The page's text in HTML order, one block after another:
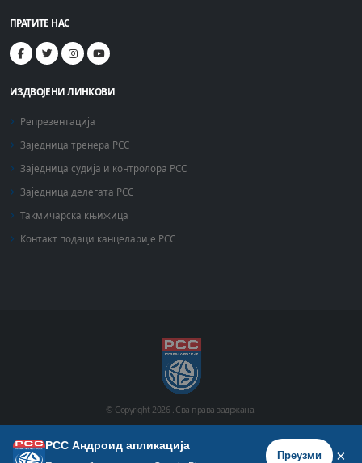
ПРАТИТЕ НАС
ИЗДВОЈЕНИ ЛИНКОВИ
Репрезентација
Заједница тренера РСС
Заједница судија и контролора РСС
Заједница делегата РСС
Такмичарска књижица
Контакт подаци канцеларије РСС
© Copyright2026 . Сва права задржана.
Почетна Историја Фото галерија Видео галерија
РСС Андроид апликација
Преузми ×